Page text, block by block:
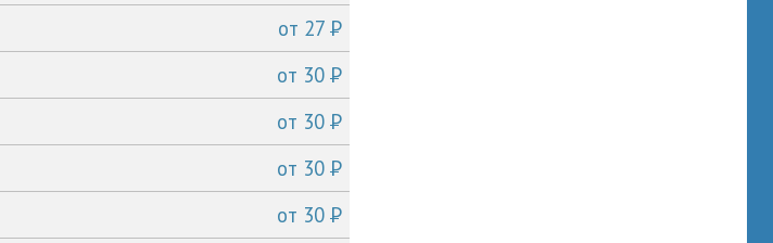
от 27P
от 30P
от 30P
от 30P
от 30P